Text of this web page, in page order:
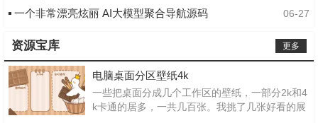
06-27
一个非常漂亮炫丽 AI大模型聚合导航源码
更多
资源宝库
电脑桌面分区壁纸4k
一些把桌面分成几个工作区的壁纸，一部分2k和4
k卡通的居多，一共几百张。我挑了几张好看的展